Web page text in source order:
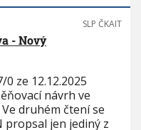
SLP ČKAIT
- Nový
ze 12.12.2025
návrh ve
druhém čtení se
propsal jen jediný z